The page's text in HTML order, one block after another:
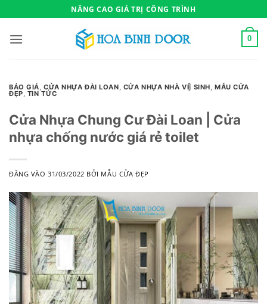
qua
nội
NÂNG CAO GIÁ TRỊ CÔNG TRÌNH
0
BÁO GIÁ,CỬA NHỰA ĐÀI LOAN, CỬA NHỰA NHÀ VỆ SINH,MẪU CỬA
ĐẸP, TIN TỨC
Cửa Nhựa Chung Cư Đài Loan | Cửa
nhựa chống nước giá rẻ toilet
ĐĂNG VÀO31/03/2022 BỞI MẪU CỬA ĐẸP